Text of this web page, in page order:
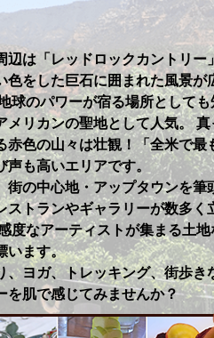
辺は「レッドロックカントリー
色をした巨石に囲まれた風景が
球のパワーが宿る場所としても
メリカンの聖地として人気。 真
赤色の山々は壮観！「全米で最
声も高いエリアです。
街の中心地・アップタウンを筆
ストランやギャラリーが数多く
度なアーティストが集まる土地
います。
、ヨガ、トレッキング、街歩き
を肌で感じてみませんか？